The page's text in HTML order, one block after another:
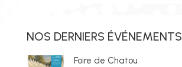
NOS DERNIERS ÉVÉNEMENTS
Foire de Chatou